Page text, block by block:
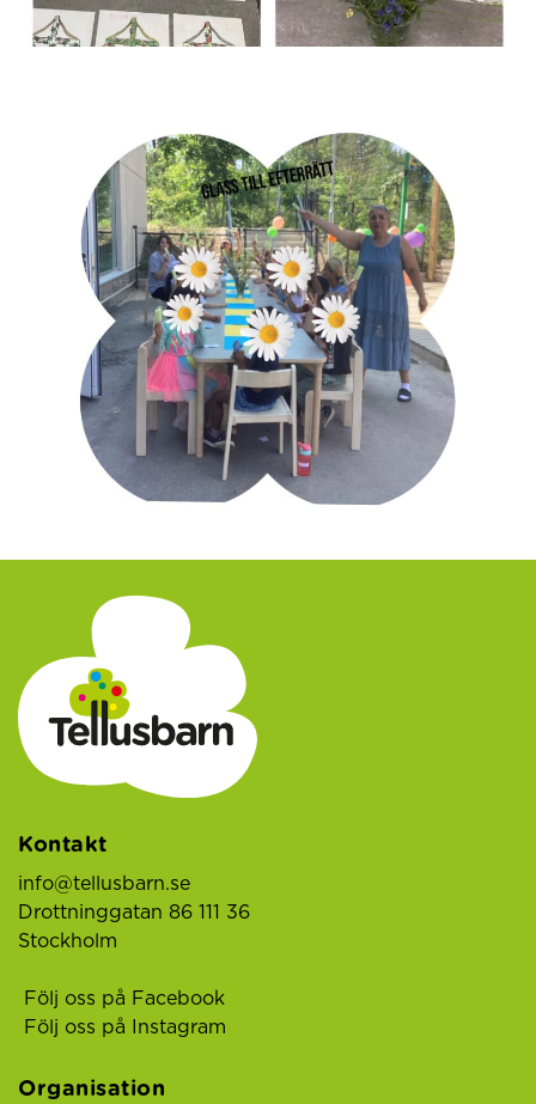
Kontakt
info@tellusbarn.se
Drottninggatan 86 111 36
Stockholm
Följ oss på Facebook
Följ oss på Instagram
Organisation